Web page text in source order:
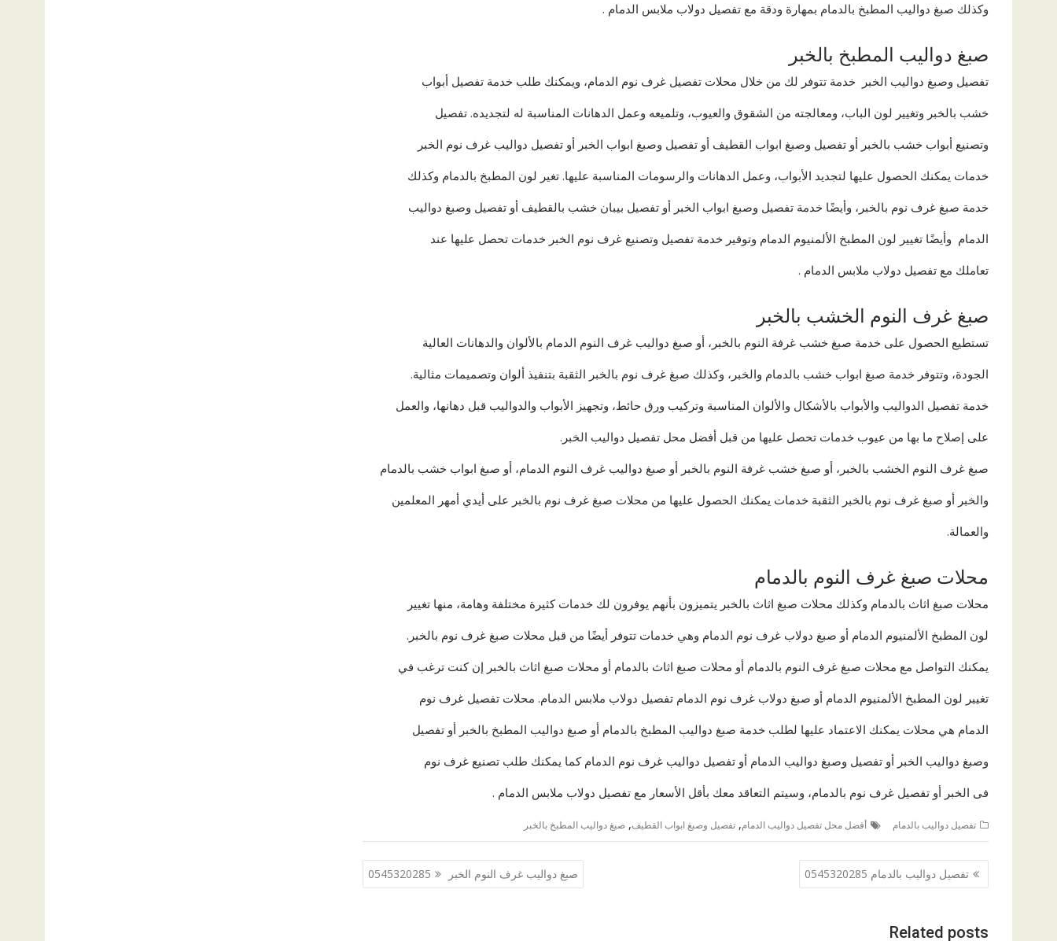
وكذلك صبغ دواليب المطبخ بالدمام بمهارة ودقة مع تفصيل دولاب ملابس الدمام .
صبغ دواليب المطبخ بالخبر
تفصيل وصبغ دواليب الخبر خدمة تتوفر لك من خلال محلات تفصيل غرف نوم الدمام، ويمكنك طلب خدمة تفصيل أبواب
خشب بالخبر وتغيير لون الباب، ومعالجته من الشقوق والعيوب، وتلميعه وعمل الدهانات المناسبة له لتجديده. تفصيل
وتصنيع أبواب خشب بالخبر أو تفصيل وصبغ ابواب القطيف أو تفصيل وصبغ ابواب الخبر أو تفصيل دواليب غرف نوم الخبر
خدمات يمكنك الحصول عليها لتجديد الأبواب، وعمل الدهانات والرسومات المناسبة عليها. تغير لون المطبخ بالدمام وكذلك
خدمة صبغ غرف نوم بالخبر، وأيضًا خدمة تفصيل وصبغ ابواب الخبر أو تفصيل بيبان خشب بالقطيف أو تفصيل وصبغ دواليب
الدمام وأيضًا تغيير لون المطبخ الألمنيوم الدمام وتوفير خدمة تفصيل وتصنيع غرف نوم الخبر خدمات تحصل عليها عند
تعاملك مع تفصيل دولاب ملابس الدمام .
صبغ غرف النوم الخشب بالخبر
تستطيع الحصول على خدمة صبغ خشب غرفة النوم بالخبر، أو صبغ دواليب غرف النوم الدمام بالألوان والدهانات العالية
الجودة، وتتوفر خدمة صبغ ابواب خشب بالدمام والخبر، وكذلك صبغ غرف نوم بالخبر الثقبة بتنفيذ ألوان وتصميمات مثالية.
خدمة تفصيل الدواليب والأبواب بالأشكال والألوان المناسبة وتركيب ورق حائط، وتجهيز الأبواب والدواليب قبل دهانها، والعمل
على إصلاح ما بها من عيوب خدمات تحصل عليها من قبل أفضل محل تفصيل دواليب الخبر.
صبغ غرف النوم الخشب بالخبر، أو صبغ خشب غرفة النوم بالخبر أو صبغ دواليب غرف النوم الدمام، أو صبغ ابواب خشب بالدمام
والخبر أو صبغ غرف نوم بالخبر الثقبة خدمات يمكنك الحصول عليها من محلات صبغ غرف نوم بالخبر على أيدي أمهر المعلمين
والعمالة.
محلات صبغ غرف النوم بالدمام
محلات صبغ اثاث بالدمام وكذلك محلات صبغ اثاث بالخبر يتميزون بأنهم يوفرون لك خدمات كثيرة مختلفة وهامة، منها تغيير
لون المطبخ الألمنيوم الدمام أو صبغ دولاب غرف نوم الدمام وهي خدمات تتوفر أيضًا من قبل محلات صبغ غرف نوم بالخبر.
يمكنك التواصل مع محلات صبغ غرف النوم بالدمام أو محلات صبغ اثاث بالدمام أو محلات صبغ اثاث بالخبر إن كنت ترغب في
تغيير لون المطبخ الألمنيوم الدمام أو صبغ دولاب غرف نوم الدمام تفصيل دولاب ملابس الدمام. محلات تفصيل غرف نوم
الدمام هي محلات يمكنك الاعتماد عليها لطلب خدمة صبغ دواليب المطبخ بالدمام أو صبغ دواليب المطبخ بالخبر أو تفصيل
وصبغ دواليب الخبر أو تفصيل وصبغ دواليب الدمام أو تفصيل دواليب غرف نوم الدمام كما يمكنك طلب تصنيع غرف نوم
فى الخبر أو تفصيل غرف نوم بالدمام، وسيتم التعاقد معك بأقل الأسعار مع تفصيل دولاب ملابس الدمام .
تفصيل دواليب بالدمام أفضل محل تفصيل دواليب الدمام, تفصيل وصبغ ابواب القطيف, صبغ دواليب المطبخ بالخبر
تصفّح
المقالات
تفصيل دواليب بالدمام 0545320285 صبغ دواليب غرف النوم الخبر 0545320285
Related posts